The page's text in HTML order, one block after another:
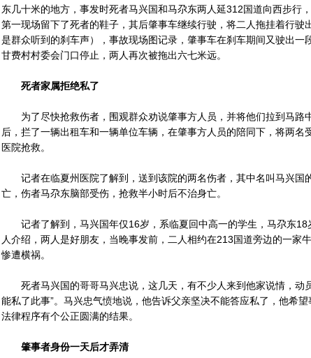
东几十米的地方，事发时死者马兴国和马尕东两人延312国道向西步行
第一现场留下了死者的鞋子，其后肇事车继续行驶，将二人拖挂着行驶
是群众听到的刹车声），事故现场图记录，肇事车在刹车期间又驶出一
甘费村村委会门口停止，两人再次被拖出六七米远。
死者家属拒绝私了
为了尽快抢救伤者，围观群众劝说肇事方人员，并将他们拉到马路
后，拦了一辆出租车和一辆单位车辆，在肇事方人员的陪同下，将两名
医院抢救。
记者在临夏州医院了解到，送到该院的两名伤者，其中名叫马兴国
亡，伤者马尕东脑部受伤，抢救半小时后不治身亡。
记者了解到，马兴国年仅16岁，系临夏回中高一的学生，马尕东18
人介绍，两人是好朋友，当晚事发前，二人相约在213国道旁边的一家
惨遭横祸。
死者马兴国的哥哥马兴忠说，这几天，有不少人来到他家说情，动
能私了此事”。马兴忠气愤地说，他告诉父亲坚决不能答应私了，他希
法律程序有个公正圆满的结果。
肇事者身份一天后才弄清